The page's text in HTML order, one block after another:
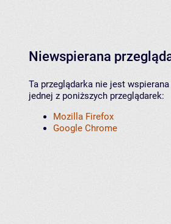
Niewspierana
Ta przeglądarka nie jest
jednej z poniższych przeglądarek:
Mozilla Firefox
Google Chrome